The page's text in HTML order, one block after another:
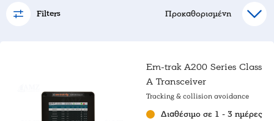
Filters
Em-trak A200 Series Class
A Transceiver
Tracking & collision avoidance
Διαθέσιμο σε 1 - 3 ημέρες